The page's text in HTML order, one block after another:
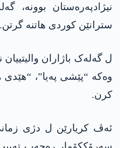
نیژادپەرەستان بوونە،
سترانێن کوردی ھاتنە گرتن.
ل گەلەک باژاران
وەکە “پێشی پەیا”،
کرن.
ئەڤ کریارێن ل دژی